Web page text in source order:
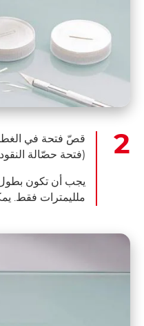
قصّ فتحة في
(فتحة حصّالة
ملليمترات فقط.